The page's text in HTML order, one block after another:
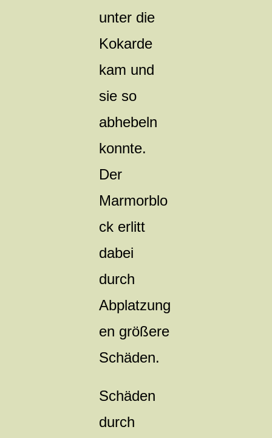
unter die
Kokarde
kam und
sie so
abhebeln
konnte.
Der
Marmorblo
ck erlitt
dabei
durch
Abplatzung
en größere
Schäden.
Schäden
durch